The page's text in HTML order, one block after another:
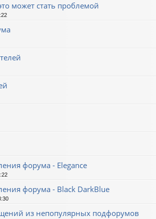
может стать проблемой
форума - Elegance
форума - Black DarkBlue
из непопулярных подфорумов